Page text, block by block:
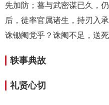
先加防；蕃与武密谋已久，
后，徒率官属诸生，持刃入
诛锄阉党乎？诛阉不足，送
轶事典故
礼贤心切